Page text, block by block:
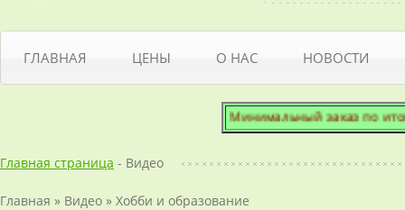
ГЛАВНАЯ ЦЕНЫ О НАС НОВОСТИ
Минимальный заказ по
Главная страница - Видео
Главная » Видео » Хобби и образование